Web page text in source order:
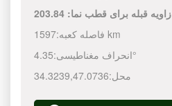
زاویه قبله برای قطب نما: 203.84
فاصله کعبه: 1597 km
انحراف مغناطیسی:4.35°
محل:
34.3239,47.0736